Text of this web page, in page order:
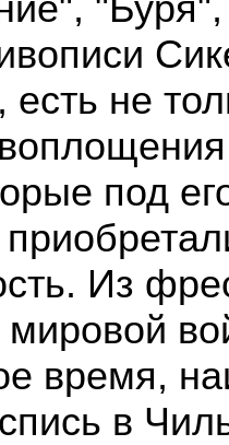
есть не
под
Из
мировой
время,
в